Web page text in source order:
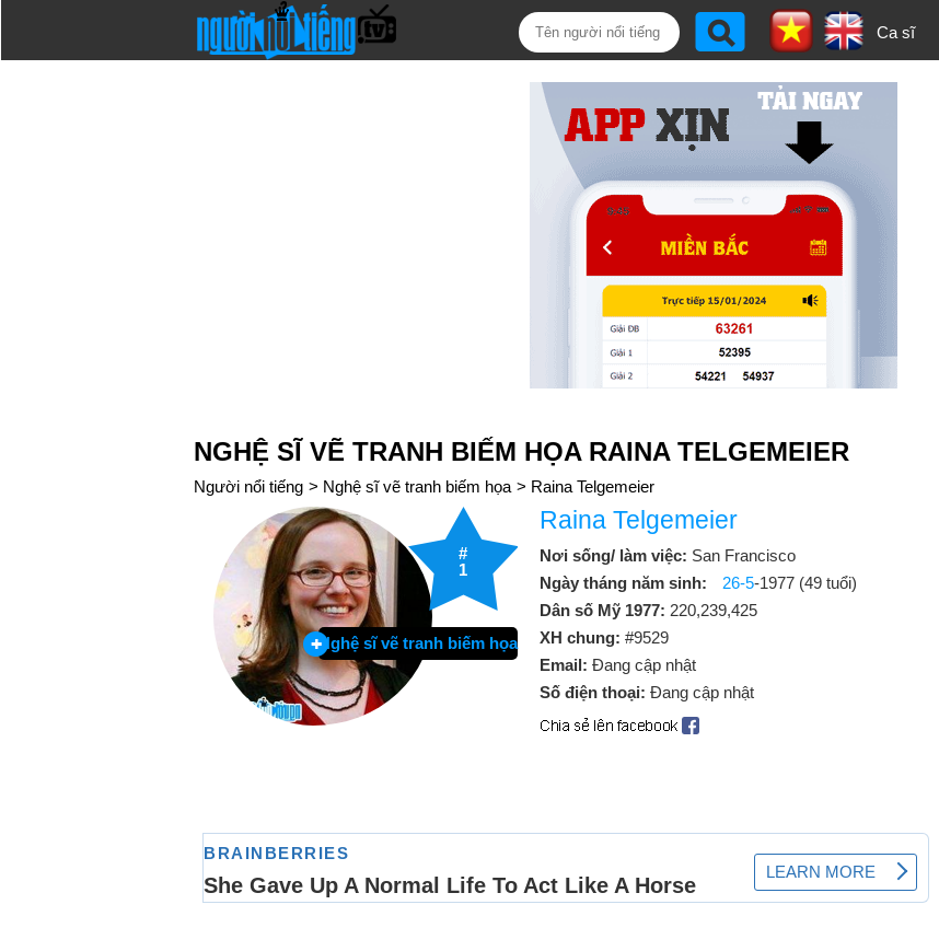
Ca sĩ
NGHỆ SĨ VẼ TRANH BIẾM HỌA RAINA TELGEMEIER
Người nổi tiếng > Nghệ sĩ vẽ tranh biếm họa > Raina Telgemeier
#
1
Nghệ sĩ vẽ tranh biếm họa
Raina Telgemeier
Nơi sống/ làm việc: San Francisco
Ngày tháng năm sinh:
26-5-1977 (49 tuổi)
Dân số Mỹ 1977: 220,239,425
XH chung: #9529
Email: Đang cập nhật
Số điện thoại: Đang cập nhật